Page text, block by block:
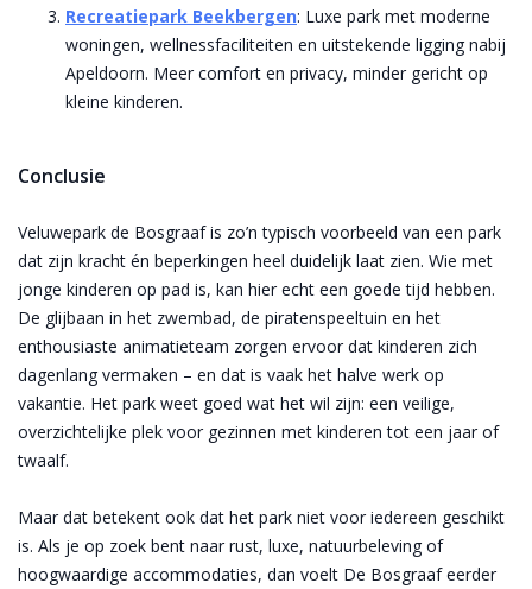
Recreatiepark Beekbergen: Luxe park met moderne
woningen, wellnessfaciliteiten en uitstekende ligging nabij
Apeldoorn. Meer comfort en privacy, minder gericht op
kleine kinderen.
Conclusie
Veluwepark de Bosgraaf is zo’n typisch voorbeeld van een park
dat zijn kracht én beperkingen heel duidelijk laat zien. Wie met
jonge kinderen op pad is, kan hier echt een goede tijd hebben.
De glijbaan in het zwembad, de piratenspeeltuin en het
enthousiaste animatieteam zorgen ervoor dat kinderen zich
dagenlang vermaken – en dat is vaak het halve werk op
vakantie. Het park weet goed wat het wil zijn: een veilige,
overzichtelijke plek voor gezinnen met kinderen tot een jaar of
twaalf.
Maar dat betekent ook dat het park niet voor iedereen geschikt
is. Als je op zoek bent naar rust, luxe, natuurbeleving of
hoogwaardige accommodaties, dan voelt De Bosgraaf eerder